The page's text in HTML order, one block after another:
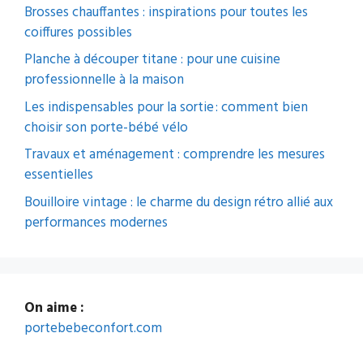
Brosses chauffantes : inspirations pour toutes les
coiffures possibles
Planche à découper titane : pour une cuisine
professionnelle à la maison
Les indispensables pour la sortie : comment bien
choisir son porte-bébé vélo
Travaux et aménagement : comprendre les mesures
essentielles
Bouilloire vintage : le charme du design rétro allié aux
performances modernes
On aime :
portebebeconfort.com